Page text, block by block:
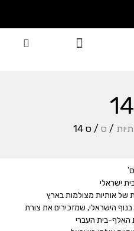
/ ס / ס 14
ישראלי
של אותיות מצולמות בארץ
בנוף הישראלי, שמזכירים את צורת
האלף-בית העברי